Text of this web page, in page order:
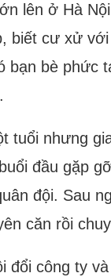
lên ở Hà
biết cư xử
bạn bè phức
tuổi nhưng
đầu gặp
đội. Sau
căn rồi
đổi công ty